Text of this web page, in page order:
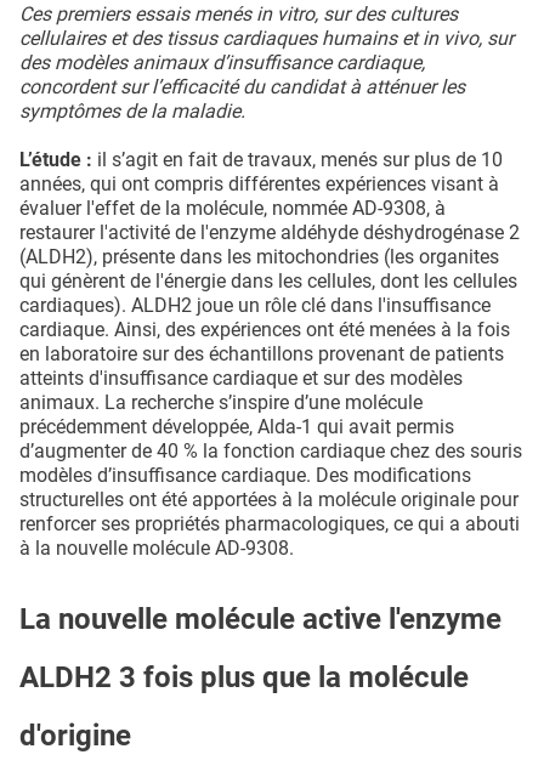
Ces premiers essais menés in vitro, sur des cultures
cellulaires et des tissus cardiaques humains et in vivo, sur
des modèles animaux d’insuffisance cardiaque,
concordent sur l’efficacité du candidat à atténuer les
symptômes de la maladie.
L’étude : il s’agit en fait de travaux, menés sur plus de 10
années, qui ont compris différentes expériences visant à
évaluer l'effet de la molécule, nommée AD-9308, à
restaurer l'activité de l'enzyme aldéhyde déshydrogénase 2
(ALDH2), présente dans les mitochondries (les organites
qui génèrent de l'énergie dans les cellules, dont les cellules
cardiaques). ALDH2 joue un rôle clé dans l'insuffisance
cardiaque. Ainsi, des expériences ont été menées à la fois
en laboratoire sur des échantillons provenant de patients
atteints d'insuffisance cardiaque et sur des modèles
animaux. La recherche s’inspire d’une molécule
précédemment développée, Alda-1 qui avait permis
d’augmenter de 40 % la fonction cardiaque chez des souris
modèles d’insuffisance cardiaque. Des modifications
structurelles ont été apportées à la molécule originale pour
renforcer ses propriétés pharmacologiques, ce qui a abouti
à la nouvelle molécule AD-9308.
La nouvelle molécule active l'enzyme
ALDH2 3 fois plus que la molécule
d'origine